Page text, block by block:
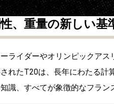
、重量の新しい基
ライダーやオリンピックア
れたT20は、長年にわたる計
識、すべてが象徴的なフラン